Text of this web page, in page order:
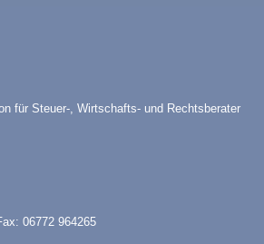
für Steuer-, Wirtschafts- und Rechtsberater
06772 964265